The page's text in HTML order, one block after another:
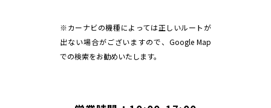
※カーナビの機種によっては正しいルートが
出ない場合がございますので、Google Map
での検索をお勧めいたします。